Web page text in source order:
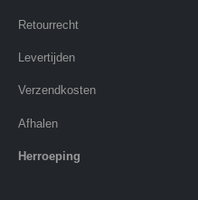
Retourrecht
Levertijden
Verzendkosten
Afhalen
Herroeping